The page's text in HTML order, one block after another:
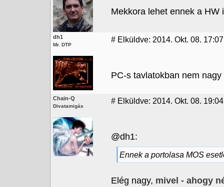
Mekkora lehet ennek a HW
dh1
Mr. DTP
# Elküldve: 2014. Okt. 08. 17:07
PC-s tavlatokban nem nagy
Chain-Q
Divatamigás
# Elküldve: 2014. Okt. 08.
@dh1:
Ennek a portolasa MOS
Elég nagy, mivel - ahogy